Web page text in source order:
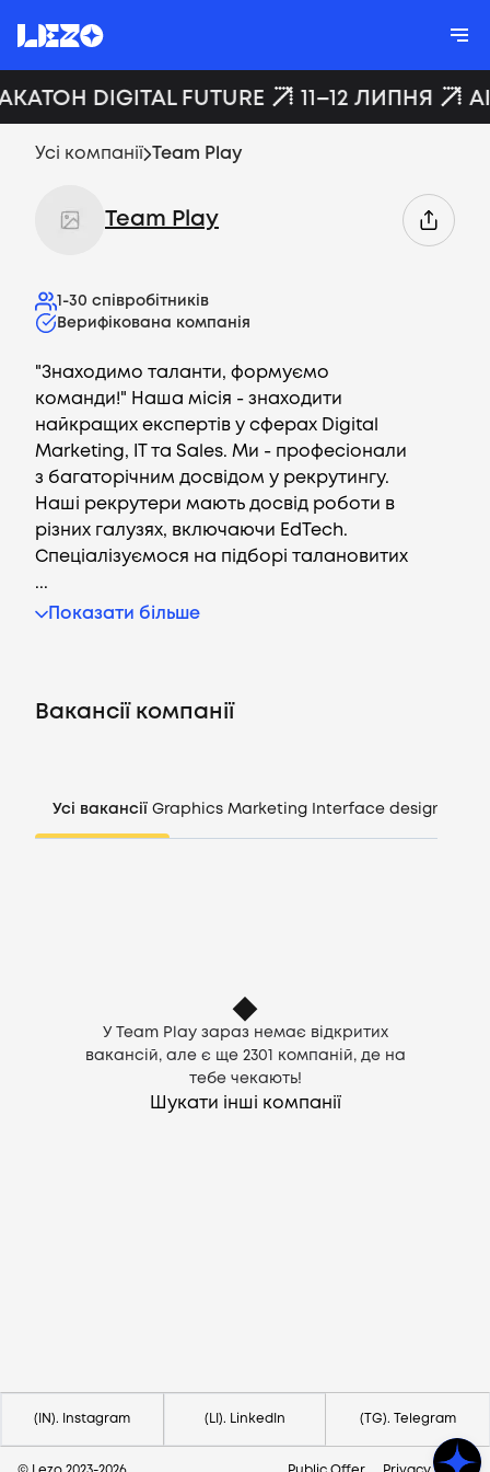
CV генератор
DIGITAL FUTURE 11–12 ЛИПНЯ
Усі компанії Team Play
Team Play
1-30 співробітників
Верифікована компанія
"Знаходимо таланти, формуємо
команди!" Наша місія - знаходити
найкращих експертів у сферах Digital
Marketing, IT та Sales. Ми - професіонали
з багаторічним досвідом у рекрутингу.
Наші рекрутери мають досвід роботи в
різних галузях, включаючи EdTech.
Спеціалізуємося на підборі талановитих
...
Показати більше
Вакансії компанії
Усі вакансії Graphics Marketing Interface design
У Team Play зараз немає відкритих
вакансій, але є ще 2301
компаній, де на
тебе чекають!
Шукати інші компанії
(IN). Instagram (LI). LinkedIn (TG). Telegram